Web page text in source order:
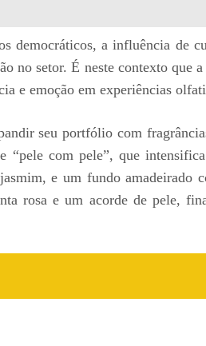
democráticos, a influência de
no setor. É neste contexto que
e emoção em experiências
seu portfólio com
“pele com pele”, que
e um fundo amadeirado
rosa e um acorde de pele,